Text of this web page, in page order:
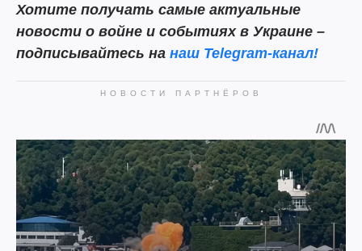
Хотите получать самые актуальные
новости о войне и событиях в Украине –
подписывайтесь на наш Telegram-канал!